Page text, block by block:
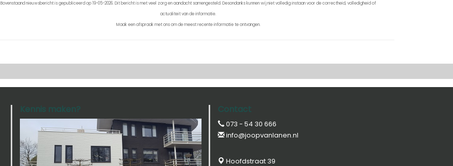
Bovenstaand nieuwsbericht is gepubliceerd op 19-05-2026. Dit bericht is met veel zorg en aandacht samengesteld. Desondanks kunnen wij niet volledig instaan voor de correctheid, volledigheid of
actualiteit van de informatie.
Maak een afspraak met ons om de meest recente informatie te ontvangen.
Kennis maken? Contact
073 - 54 30 666
info@joopvanlanen.nl
Hoofdstraat 39